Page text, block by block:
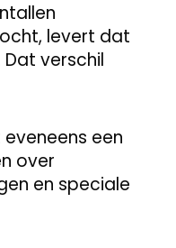
levert dat
verschil
een
over
en speciale